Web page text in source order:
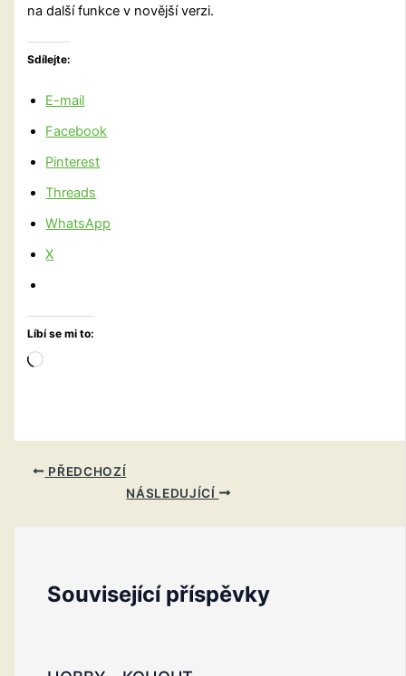
na další funkce v novější verzi.
Sdílejte:
E-mail
Facebook
Pinterest
Threads
WhatsApp
X
Líbí se mi to:
Načítání…
PŘEDCHOZÍ
NÁSLEDUJÍCÍ
Související příspěvky